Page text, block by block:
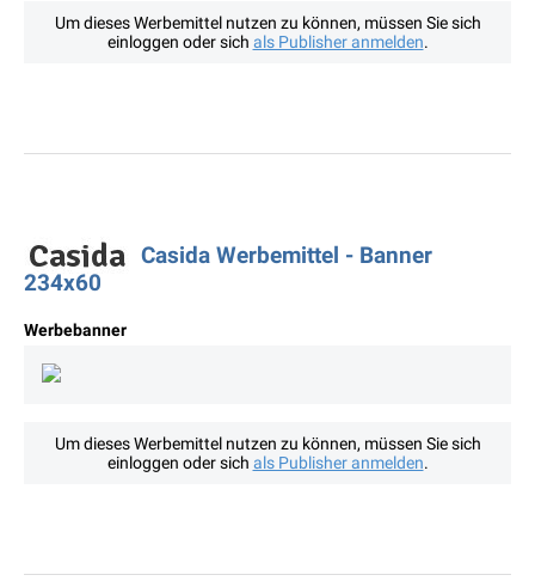
Um dieses Werbemittel nutzen zu können, müssen Sie sich
einloggen oder sich als Publisher anmelden.
Casida Werbemittel - Banner
234x60
Werbebanner
Um dieses Werbemittel nutzen zu können, müssen Sie sich
einloggen oder sich als Publisher anmelden.